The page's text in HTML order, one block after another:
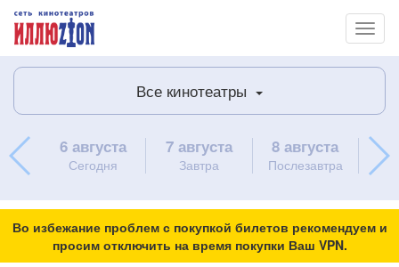
Все кинотеатры
6 августа
Сегодня
7 августа
Завтра
8 августа
Послезавтра
9
Во избежание проблем с покупкой билетов рекомендуем и
просим отключить на время покупки Ваш VPN.